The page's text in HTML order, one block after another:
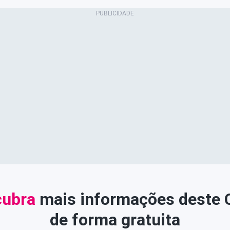
mais informações deste
de forma gratuita